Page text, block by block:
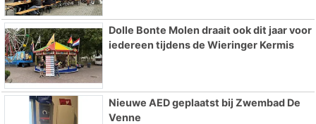
Dolle Bonte Molen draait ook dit jaar voor
iedereen tijdens de Wieringer Kermis
Nieuwe AED geplaatst bij Zwembad De
Venne